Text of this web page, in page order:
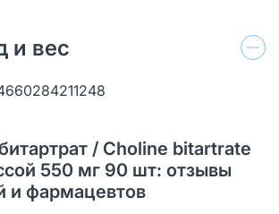
и вес
/ Choline bitartrate
550 мг 90 шт: отзывы
и фармацевтов